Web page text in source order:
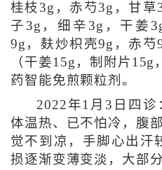
桂枝3g，赤芍3g，甘
子3g，细辛3g，干姜
9g，麸炒枳壳9g，赤
（干姜15g，制附片
药智能免煎颗粒剂。
2022年1月3日四
体温热、已不怕冷，腹
觉不到凉，手脚心出汗
损逐渐变薄变淡，大部